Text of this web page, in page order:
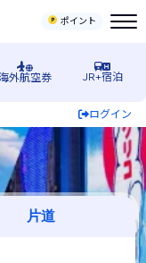
ポイント
外航空券 JR+宿泊
ログイン
LCC予約
片道